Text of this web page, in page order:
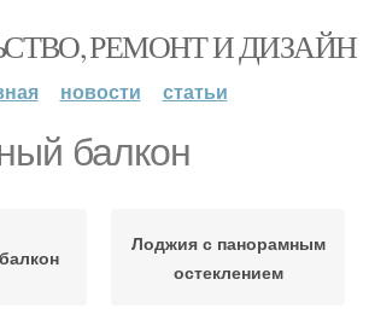
РЕМОНТ И ДИЗАЙН
новости статьи
балкон
Лоджия с панорамным
остеклением